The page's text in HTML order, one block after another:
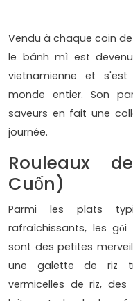
Vendu à chaque coin
le bánh mì est
vietnamienne et
monde entier. Son
saveurs en fait une
journée.
Rouleaux
Cuốn)
Parmi les plats
rafraîchissants, les
sont des petites
une galette de riz
vermicelles de riz,